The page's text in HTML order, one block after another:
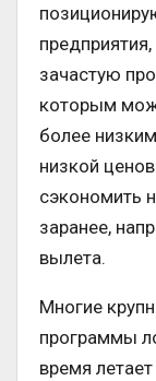
зачастую
которым
более
низкой
сэкономить
заранее,
вылета.
Многие
программы
время